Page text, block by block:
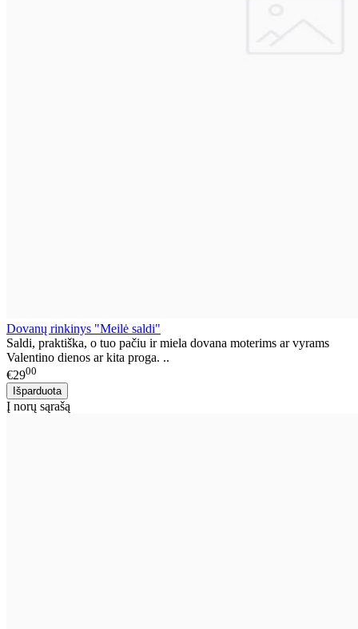
Dovanų rinkinys "Meilė saldi"
Saldi, praktiška, o tuo pačiu ir miela dovana moterims ar vyrams
Valentino dienos ar kita proga. ..
€2900
Į norų sąrašą